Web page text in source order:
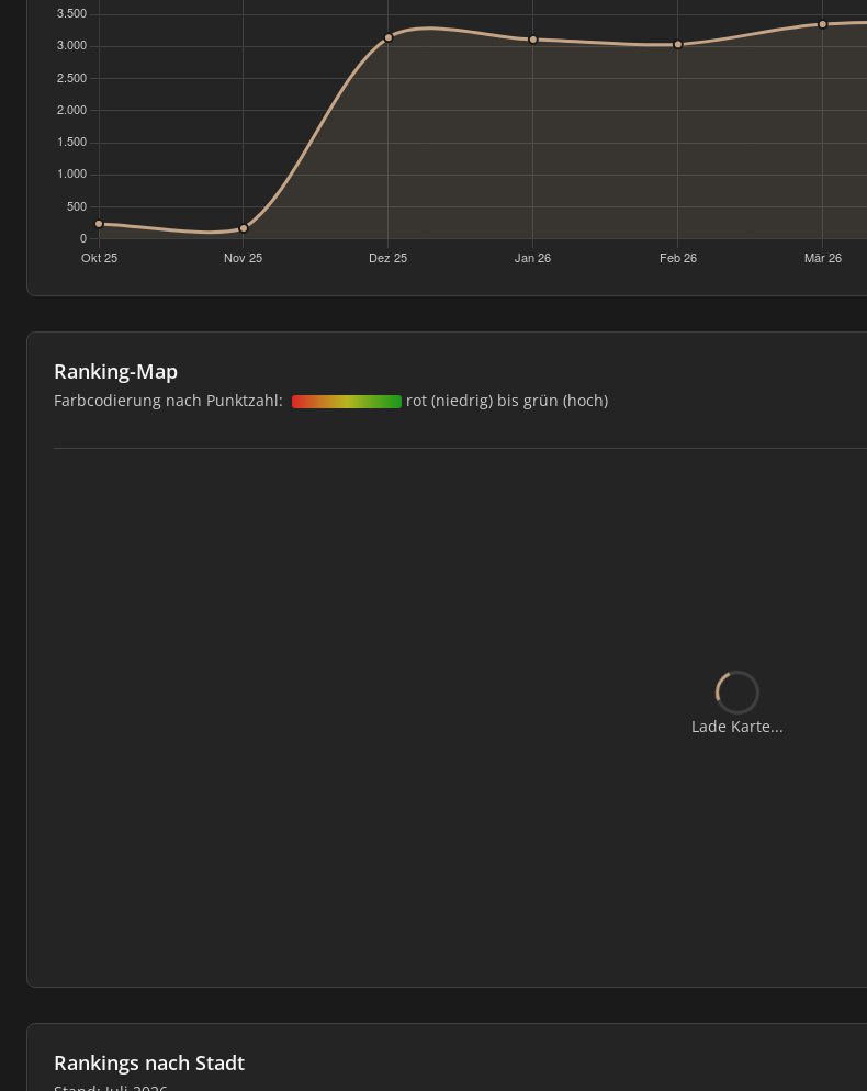
Ranking-Map
Farbcodierung nach Punktzahl: rot (niedrig) bis grün (hoch)
Lade Karte...
Rankings nach Stadt